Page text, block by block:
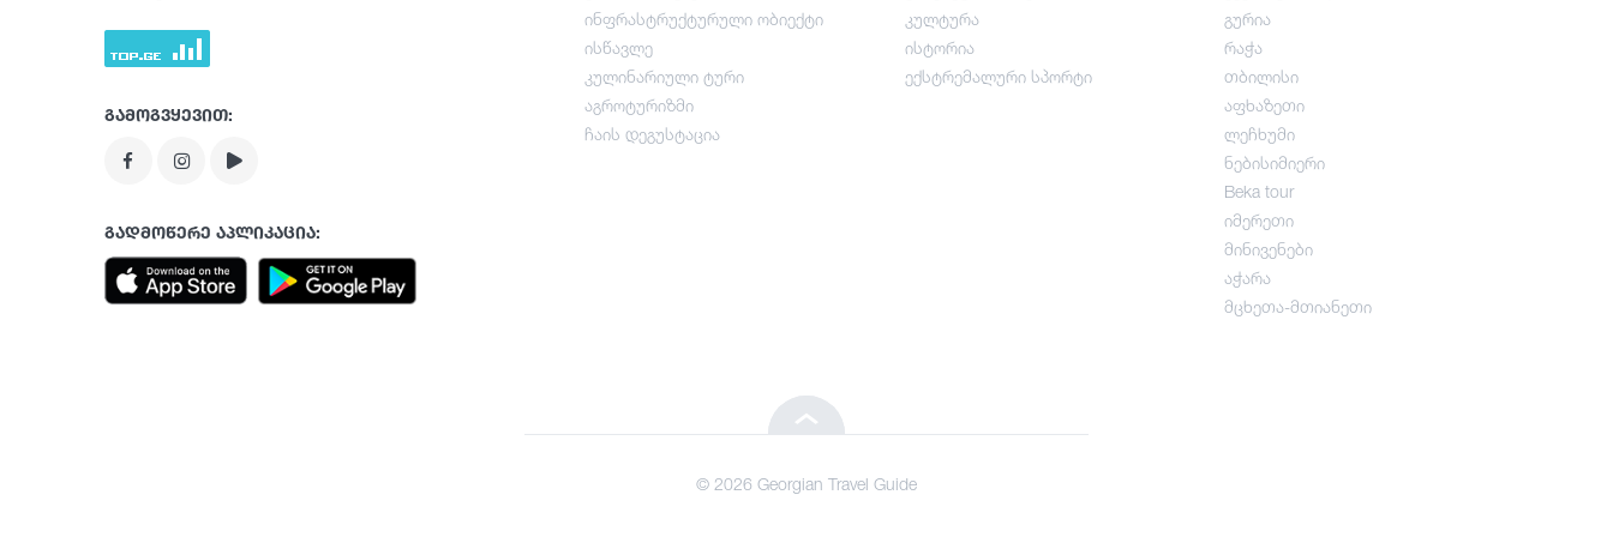
გართობა / ვაჭრობა
ჩაის დეგუსტაცია
ინფრასტრუქტურული ობიექტი
ისწავლე
კულინარიული ტური
აგროტურიზმი
ჩაის დეგუსტაცია
კულტურა
ისტორია
ექსტრემალური სპორტი
გურია
რაჭა
თბილისი
აფხაზეთი
ლეჩხუმი
ნებისიმიერი
Beka tour
იმერეთი
მინივენები
აჭარა
მცხეთა-მთიანეთი
გამოგვყევით:
გადმოწერე აპლიკაცია:
© 2026 Georgian Travel Guide